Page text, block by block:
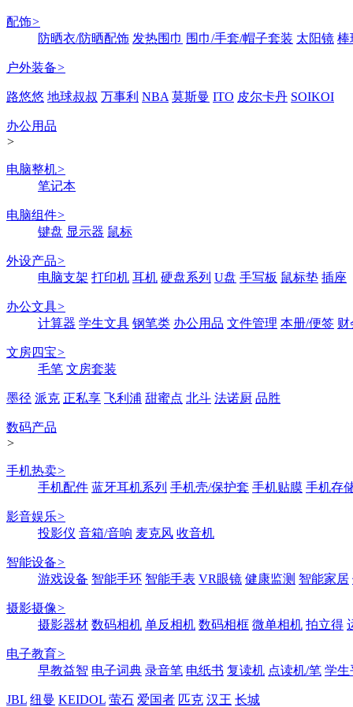
配饰>
防晒衣/防晒配饰 发热围巾 围巾/手套/帽子套装 太阳镜 棒
户外装备>
路悠悠 地球叔叔 万事利 NBA 莫斯曼 ITO 皮尔卡丹 SOIKOI
办公用品
>
电脑整机>
笔记本
电脑组件>
键盘 显示器 鼠标
外设产品>
电脑支架 打印机 耳机 硬盘系列 U盘 手写板 鼠标垫 插座
办公文具>
计算器 学生文具 钢笔类 办公用品 文件管理 本册/便签 财
文房四宝>
毛笔 文房套装
墨径 派克 正私享 飞利浦 甜蜜点 北斗 法诺厨 品胜
数码产品
>
手机热卖>
手机配件 蓝牙耳机系列 手机壳/保护套 手机贴膜 手机存
影音娱乐>
投影仪 音箱/音响 麦克风 收音机
智能设备>
游戏设备 智能手环 智能手表 VR眼镜 健康监测 智能家居
摄影摄像>
摄影器材 数码相机 单反相机 数码相框 微单相机 拍立得
电子教育>
早教益智 电子词典 录音笔 电纸书 复读机 点读机/笔 学生
JBL 纽曼 KEIDOL 萤石 爱国者 匹克 汉王 长城